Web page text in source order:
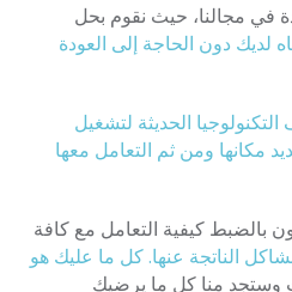
في مجالنا، حيث نقوم بحل
لديك دون الحاجة إلى العودة
الحديثة لتشغيل
مكانها ومن ثم التعامل معها
بالضبط كيفية التعامل مع كافة
الناتجة عنها. كل ما عليك هو
منا كل ما يرضيك